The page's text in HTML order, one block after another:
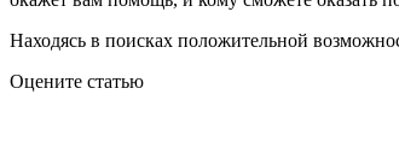
Находясь в поисках положительной
Оцените статью